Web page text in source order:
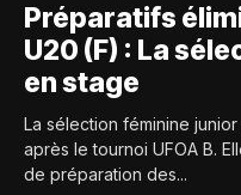
Préparatifs
U20 (F) : La
en stage
La sélection féminine
après le tournoi UFOA B.
de préparation des...